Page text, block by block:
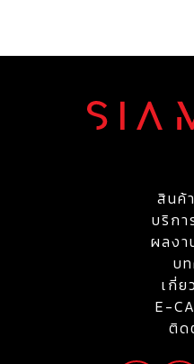
สินค้
บริกา
ผลงา
บ
เกี่ย
E-
ติด